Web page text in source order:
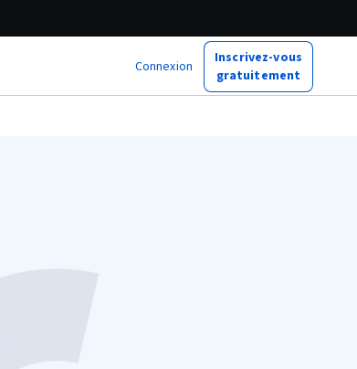
Connexion
Inscrivez-vous
gratuitement